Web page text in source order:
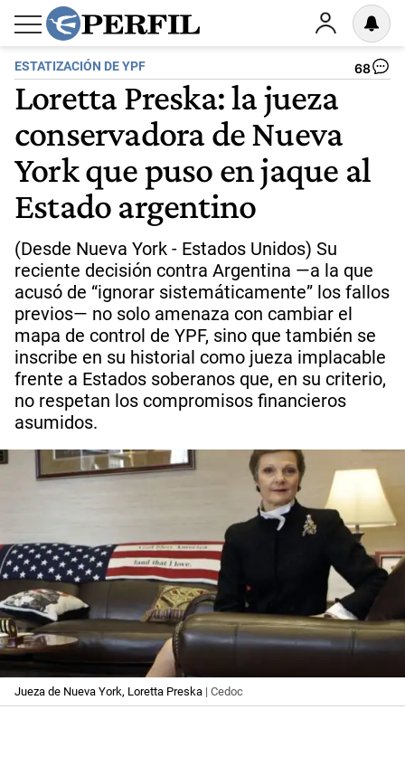
ESTATIZACIÓN DE YPF 68
Loretta Preska: la jueza
conservadora de Nueva
York que puso en jaque al
Estado argentino
(Desde Nueva York - Estados Unidos) Su
reciente decisión contra Argentina —a la que
acusó de “ignorar sistemáticamente” los fallos
previos— no solo amenaza con cambiar el
mapa de control de YPF, sino que también se
inscribe en su historial como jueza implacable
frente a Estados soberanos que, en su criterio,
no respetan los compromisos financieros
asumidos.
Jueza de Nueva York, Loretta Preska | Cedoc